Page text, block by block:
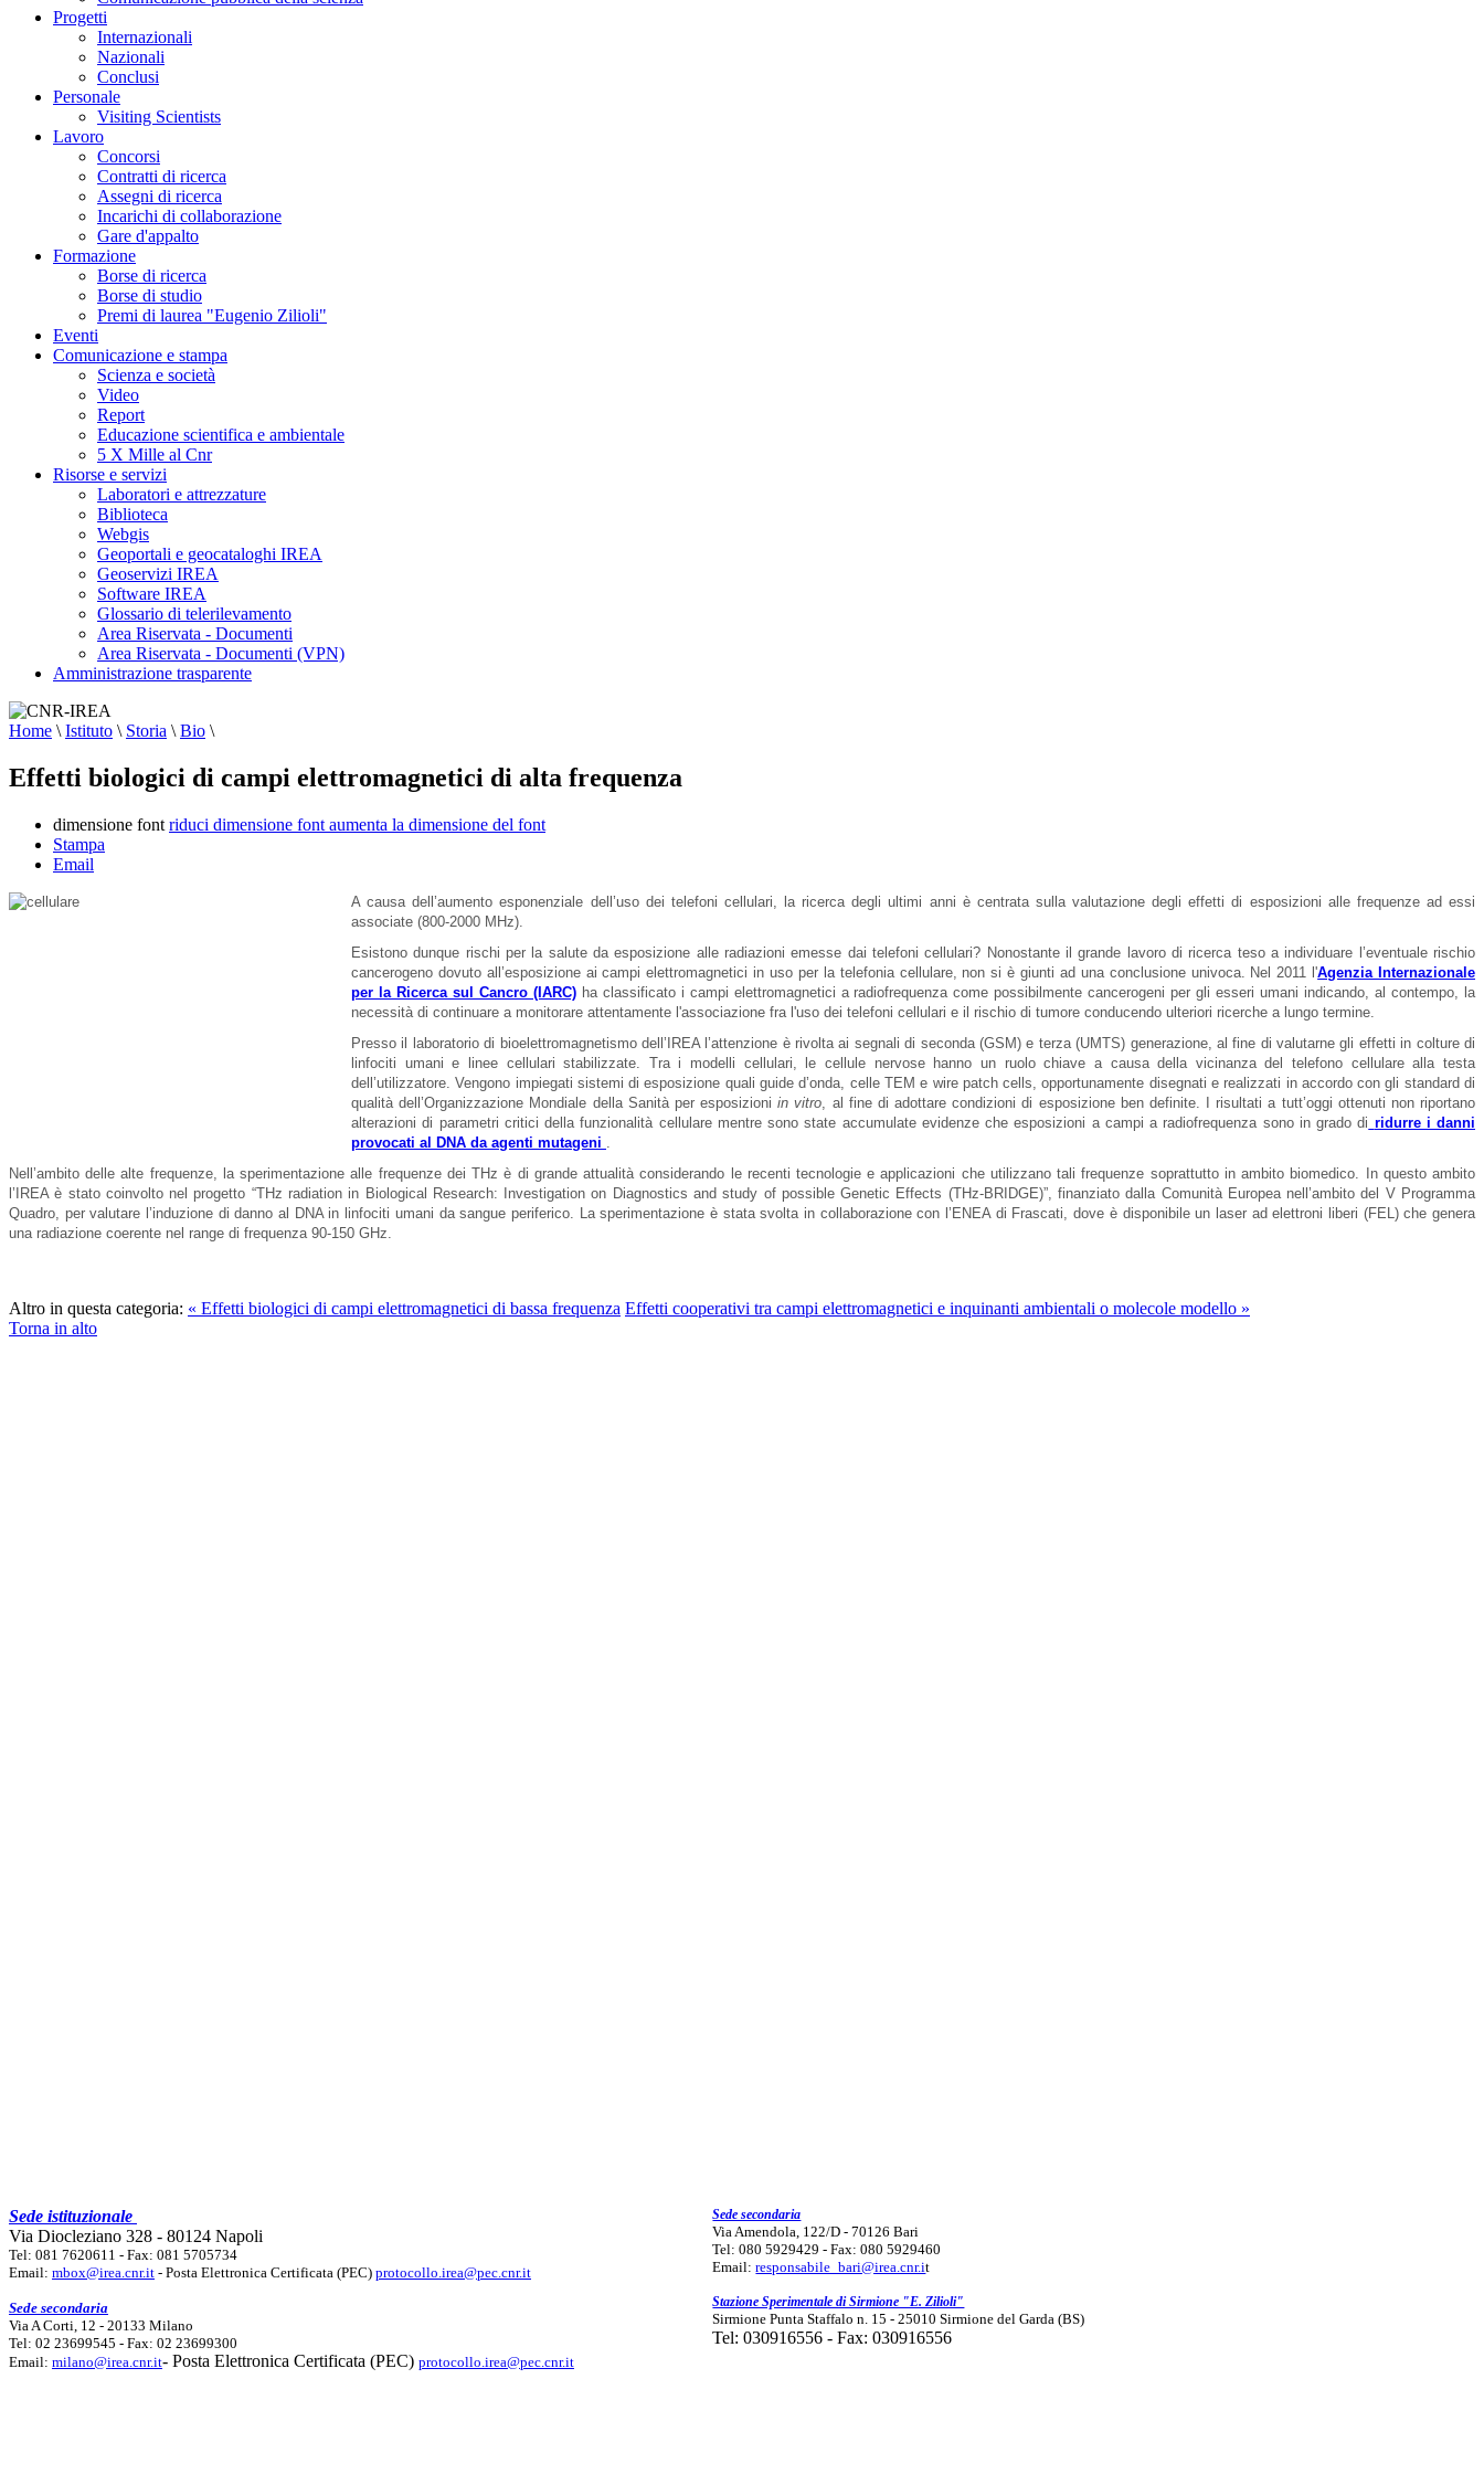
Progetti
Internazionali
Nazionali
Conclusi
Personale
Visiting Scientists
Lavoro
Concorsi
Contratti di ricerca
Assegni di ricerca
Incarichi di collaborazione
Gare d'appalto
Formazione
Borse di ricerca
Borse di studio
Premi di laurea "Eugenio Zilioli"
Eventi
Comunicazione e stampa
Scienza e società
Video
Report
Educazione scientifica e ambientale
5 X Mille al Cnr
Risorse e servizi
Laboratori e attrezzature
Biblioteca
Webgis
Geoportali e geocataloghi IREA
Geoservizi IREA
Software IREA
Glossario di telerilevamento
Area Riservata - Documenti
Area Riservata - Documenti (VPN)
Amministrazione trasparente
Home \ Istituto \ Storia \ Bio \
Effetti biologici di campi elettromagnetici di alta frequenza
dimensione font riduci dimensione font aumenta la dimensione del font
Stampa
Email
A causa dell’aumento esponenziale dell’uso dei telefoni cellulari, la ricerca degli ultimi anni è centrata sulla valutazione degli effetti di esposizioni alle frequenze ad essi
associate (800-2000 MHz).
Esistono dunque rischi per la salute da esposizione alle radiazioni emesse dai telefoni cellulari? Nonostante il grande lavoro di ricerca teso a individuare l’eventuale rischio
cancerogeno dovuto all’esposizione ai campi elettromagnetici in uso per la telefonia cellulare, non si è giunti ad una conclusione univoca. Nel 2011 l'Agenzia Internazionale
per la Ricerca sul Cancro (IARC)ha classificato i campi elettromagnetici a radiofrequenza come possibilmente cancerogeni per gli esseri umani indicando, al contempo, la
necessità di continuare a monitorare attentamente l'associazione fra l'uso dei telefoni cellulari e il rischio di tumore conducendo ulteriori ricerche a lungo termine.
Presso il laboratorio di bioelettromagnetismo dell’IREA l’attenzione è rivolta ai segnali di seconda (GSM) e terza (UMTS) generazione, al fine di valutarne gli effetti in colture di
linfociti umani e linee cellulari stabilizzate. Tra i modelli cellulari, le cellule nervose hanno un ruolo chiave a causa della vicinanza del telefono cellulare alla testa
dell’utilizzatore. Vengono impiegati sistemi di esposizione quali guide d’onda, celle TEM e wire patch cells, opportunamente disegnati e realizzati in accordo con gli standard di
qualità dell’Organizzazione Mondiale della Sanità per esposizioni in vitro , al fine di adottare condizioni di esposizione ben definite. I risultati a tutt’oggi ottenuti non riportano
alterazioni di parametri critici della funzionalità cellulare mentre sono state accumulate evidenze che esposizioni a campi a radiofrequenza sono in grado di ridurre i danni
provocati al DNA da agenti mutageni
Nell’ambito delle alte frequenze, la sperimentazione alle frequenze dei THz è di grande attualità considerando le recenti tecnologie e applicazioni che utilizzano tali frequenze soprattutto in ambito biomedico. In questo ambito
l’IREA è stato coinvolto nel progetto “THz radiation in Biological Research: Investigation on Diagnostics and study of possible Genetic Effects (THz-BRIDGE)”, finanziato dalla Comunità Europea nell’ambito del V Programma
Quadro, per valutare l’induzione di danno al DNA in linfociti umani da sangue periferico. La sperimentazione è stata svolta in collaborazione con l’ENEA di Frascati, dove è disponibile un laser ad elettroni liberi (FEL) che genera
una radiazione coerente nel range di frequenza 90-150 GHz.
Altro in questa categoria: « Effetti biologici di campi elettromagnetici di bassa frequenza Effetti cooperativi tra campi elettromagnetici e inquinanti ambientali o molecole modello »
Torna in alto
Sede istituzionale
Via Diocleziano 328 - 80124 Napoli
Tel: 081 7620611 - Fax: 081 5705734
Email: mbox@irea.cnr.it - Posta Elettronica Certificata (PEC) protocollo.irea@pec.cnr.it
Sede secondaria
Via A Corti, 12 - 20133 Milano
Tel: 02 23699545 - Fax: 02 23699300
Email: milano@irea.cnr.it- Posta Elettronica Certificata (PEC) protocollo.irea@pec.cnr.it
Sede secondaria
Via Amendola, 122/D - 70126 Bari
Tel: 080 5929429 - Fax: 080 5929460
Email:responsabile_bari@irea.cnr.it
Stazione Sperimentale di Sirmione "E. Zilioli"
Sirmione Punta Staffalo n. 15 - 25010 Sirmione del Garda (BS)
Tel: 030916556 - Fax: 030916556